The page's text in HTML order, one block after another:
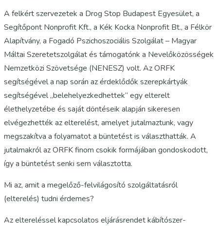
A felkért szervezetek a Drog Stop Budapest Egyesület, a
Segítőpont Nonprofit Kft., a Kék Kocka Nonprofit Bt., a Félkör
Alapítvány, a Fogadó Pszichoszociális Szolgálat – Magyar
Máltai Szeretetszolgálat és támogatónk a Nevelőközösségek
Nemzetközi Szövetsége (NENESZ) volt. Az ORFK
segítségével a nap során az érdeklődők szerepkártyák
segítségével „belehelyezkedhettek” egy elterelt
élethelyzetébe és saját döntéseik alapján sikeresen
elvégezhették az elterelést, amelyet jutalmaztunk, vagy
megszakítva a folyamatot a büntetést is választhatták. A
jutalmakról az ORFK finom csokik formájában gondoskodott,
így a büntetést senki sem választotta.
Mi az, amit a megelőző-felvilágosító szolgáltatásról
(elterelés) tudni érdemes?
Az eltereléssel kapcsolatos eljárásrendet kábítószer-